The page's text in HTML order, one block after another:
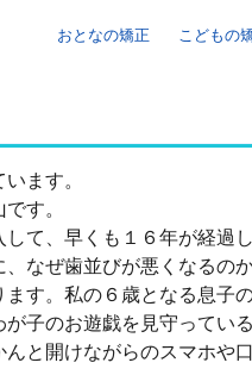
おとなの矯正 こどもの
ます。
す。
て、早くも１６年が経過
なぜ歯並びが悪くなるの
す。私の６歳となる息子
子のお遊戯を見守ってい
んと開けながらのスマホや